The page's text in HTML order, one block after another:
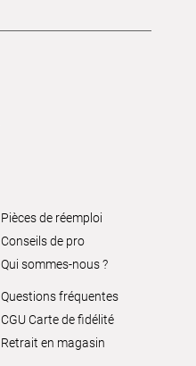
Pièces de réemploi
Conseils de pro
Qui sommes-nous ?
Questions fréquentes
CGU Carte de fidélité
Retrait en magasin